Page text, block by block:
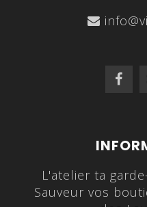
L'atelier ta
Sauveur vos